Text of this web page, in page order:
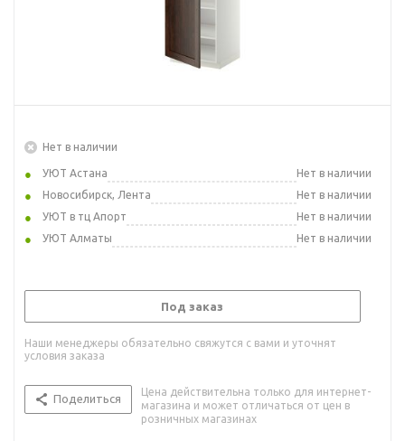
Нет в наличии
УЮТ Астана
Нет в наличии
Новосибирск, Лента
Нет в наличии
УЮТ в тц Апорт
Нет в наличии
УЮТ Алматы
Нет в наличии
Под заказ
Наши менеджеры обязательно свяжутся с вами и уточнят
условия заказа
Поделиться
Цена действительна только для интернет-
магазина и может отличаться от цен в
розничных магазинах